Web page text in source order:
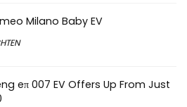
Milano Baby EV
eπ 007 EV Offers Up From Just